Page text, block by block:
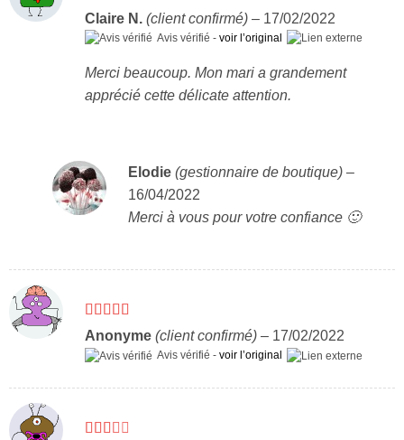
Note5 sur 5
Claire N. (client confirmé) – 17/02/2022
Avis vérifié - voir l’original
Merci beaucoup. Mon mari a grandement
apprécié cette délicate attention.
Elodie (gestionnaire de boutique) –
16/04/2022
Merci à vous pour votre confiance 🙂
Note5sur 5
Anonyme (client confirmé) – 17/02/2022
Avis vérifié - voir l’original